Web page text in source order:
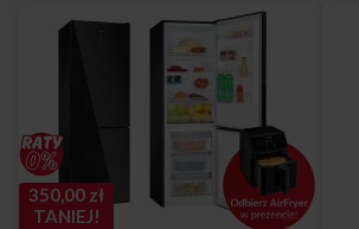
350,00 zł
TANIEJ!